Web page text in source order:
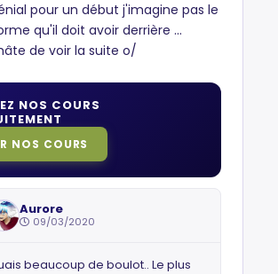
pour un début j'imagine pas le
qu'il doit avoir derrière ...
de voir la suite o/
NOS COURS
NOS COURS
Aurore
09/03/2020
beaucoup de boulot.. Le plus